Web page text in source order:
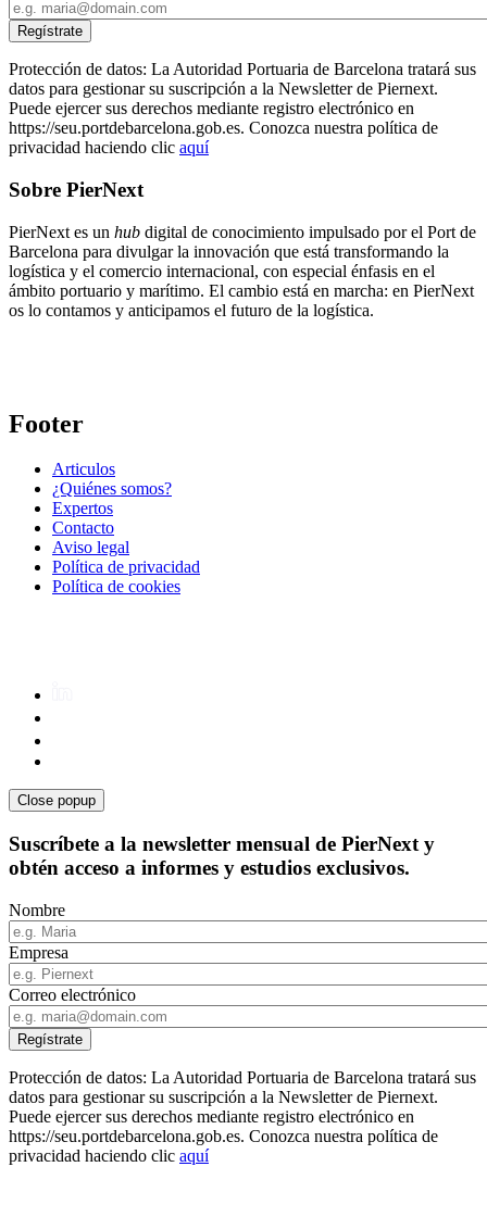
Protección de datos: La Autoridad Portuaria de Barcelona tratará sus
datos para gestionar su suscripción a la Newsletter de Piernext.
Puede ejercer sus derechos mediante registro electrónico en
https://seu.portdebarcelona.gob.es. Conozca nuestra política de
privacidad haciendo clic aquí
Sobre PierNext
PierNext es un hub digital de conocimiento impulsado por el Port de
Barcelona para divulgar la innovación que está transformando la
logística y el comercio internacional, con especial énfasis en el
ámbito portuario y marítimo. El cambio está en marcha: en PierNext
os lo contamos y anticipamos el futuro de la logística.
Footer
Articulos
¿Quiénes somos?
Expertos
Contacto
Aviso legal
Política de privacidad
Política de cookies
Close popup
Suscríbete a la newsletter mensual de PierNext y
obtén acceso a informes y estudios exclusivos.
Nombre
Empresa
Correo electrónico
Protección de datos: La Autoridad Portuaria de Barcelona tratará sus
datos para gestionar su suscripción a la Newsletter de Piernext.
Puede ejercer sus derechos mediante registro electrónico en
https://seu.portdebarcelona.gob.es. Conozca nuestra política de
privacidad haciendo clic aquí